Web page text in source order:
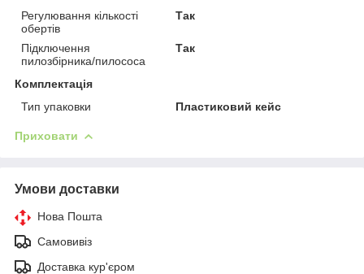
Регулювання кількості
обертів
Так
Підключення
пилозбірника/пилососа
Так
Комплектація
Тип упаковки
Пластиковий кейс
Приховати
Умови доставки
Нова Пошта
Самовивіз
Доставка кур'єром